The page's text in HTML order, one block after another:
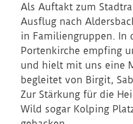
Als Auftakt zum
Ausflug nach
in Familiengruppen. In
Portenkirche empfing
und hielt mit uns eine
begleitet von Birgit,
Zur Stärkung für die
Wild sogar Kolping